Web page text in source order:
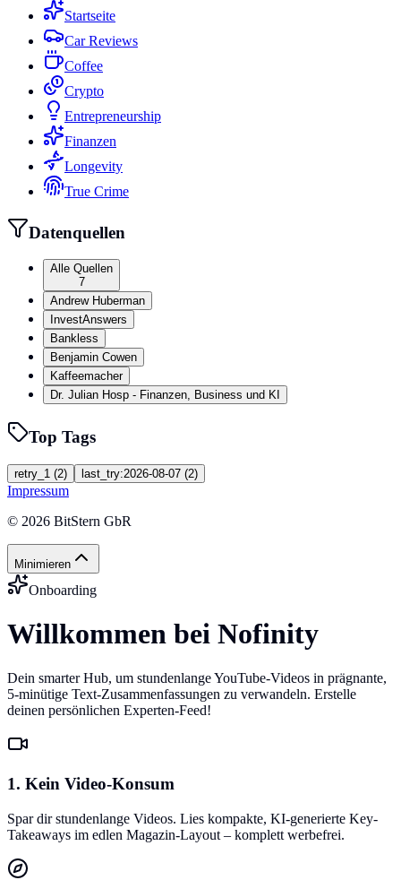
Startseite
Car Reviews
Coffee
Crypto
Entrepreneurship
Finanzen
Longevity
True Crime
Datenquellen
Alle Quellen
7
Andrew Huberman
InvestAnswers
Bankless
Benjamin Cowen
Kaffeemacher
Dr. Julian Hosp - Finanzen, Business und KI
Top Tags
retry_1 (2) last_try:2026-08-07 (2)
Impressum
© 2026 BitStern GbR
Minimieren
Onboarding
Willkommen bei Nofinity
Dein smarter Hub, um stundenlange YouTube-Videos in prägnante,
5-minütige Text-Zusammenfassungen zu verwandeln. Erstelle
deinen persönlichen Experten-Feed!
1. Kein Video-Konsum
Spar dir stundenlange Videos. Lies kompakte, KI-generierte Key-
Takeaways im edlen Magazin-Layout – komplett werbefrei.